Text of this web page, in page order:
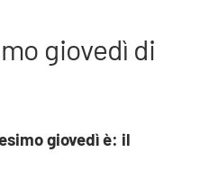
giovedì di
giovedì è: il